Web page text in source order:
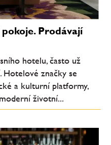
Prodávají
hotelu, často už
Hotelové značky se
a kulturní platformy,
životní...